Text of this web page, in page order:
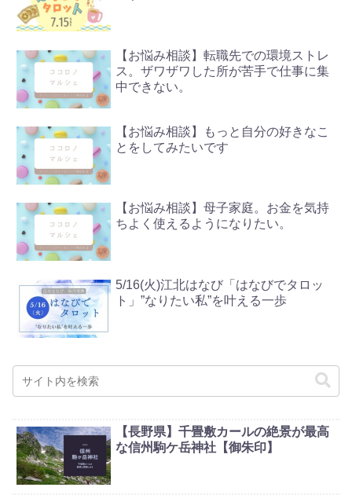
【お悩み相談】転職先での環境ストレ
ス。ザワザワした所が苦手で仕事に集
中できない。
【お悩み相談】もっと自分の好きなこ
とをしてみたいです
【お悩み相談】母子家庭。お金を気持
ちよく使えるようになりたい。
5/16(火)江北はなび「はなびでタロッ
ト」”なりたい私”を叶える一歩
【長野県】千畳敷カールの絶景が最高
な信州駒ケ岳神社【御朱印】